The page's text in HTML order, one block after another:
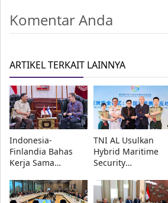
Komentar Anda
ARTIKEL TERKAIT LAINNYA
Indonesia-
Finlandia Bahas
Kerja Sama
C4ISR hingga
Keamanan Siber
TNI AL Usulkan
Hybrid Maritime
Security
Forum Pertahanan
China-ASEAN 2026